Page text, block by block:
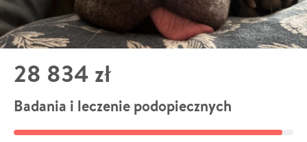
28 834 zł
Badania i leczenie podopiecznych